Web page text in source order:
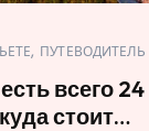
ПУТЕВОДИТЕЛЬ
всего
стоит